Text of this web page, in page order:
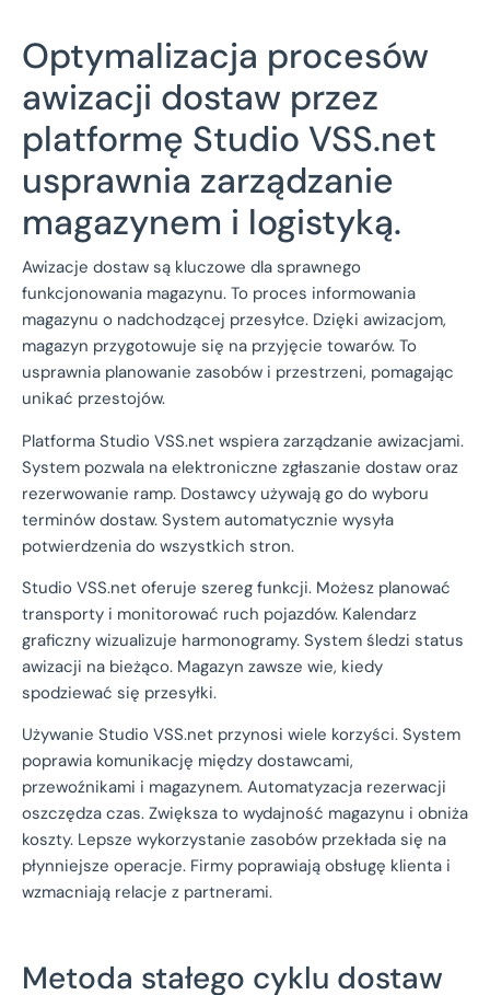
Optymalizacja procesów
awizacji dostaw przez
platformę Studio VSS.net
usprawnia zarządzanie
magazynem i logistyką.
Awizacje dostaw są kluczowe dla sprawnego
funkcjonowania magazynu. To proces informowania
magazynu o nadchodzącej przesyłce. Dzięki awizacjom,
magazyn przygotowuje się na przyjęcie towarów. To
usprawnia planowanie zasobów i przestrzeni, pomagając
unikać przestojów.
Platforma Studio VSS.net wspiera zarządzanie awizacjami.
System pozwala na elektroniczne zgłaszanie dostaw oraz
rezerwowanie ramp. Dostawcy używają go do wyboru
terminów dostaw. System automatycznie wysyła
potwierdzenia do wszystkich stron.
Studio VSS.net oferuje szereg funkcji. Możesz planować
transporty i monitorować ruch pojazdów. Kalendarz
graficzny wizualizuje harmonogramy. System śledzi status
awizacji na bieżąco. Magazyn zawsze wie, kiedy
spodziewać się przesyłki.
Używanie Studio VSS.net przynosi wiele korzyści. System
poprawia komunikację między dostawcami,
przewoźnikami i magazynem. Automatyzacja rezerwacji
oszczędza czas. Zwiększa to wydajność magazynu i obniża
koszty. Lepsze wykorzystanie zasobów przekłada się na
płynniejsze operacje. Firmy poprawiają obsługę klienta i
wzmacniają relacje z partnerami.
Metoda stałego cyklu dostaw